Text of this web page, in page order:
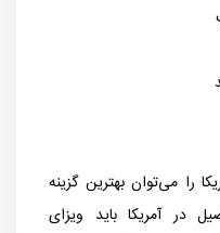
را می‌توان بهترین گزینه
در آمریکا باید ویزای